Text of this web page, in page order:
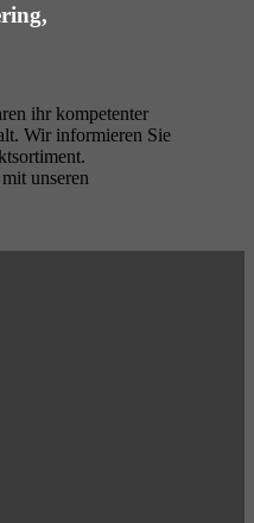
ihr kompetenter
Wir informieren Sie
unseren